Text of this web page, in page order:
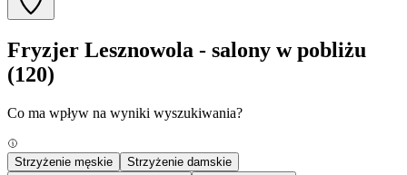
Fryzjer Lesznowola - salony w pobliżu
(120)
Co ma wpływ na wyniki wyszukiwania?
Strzyżenie męskie
Strzyżenie damskie